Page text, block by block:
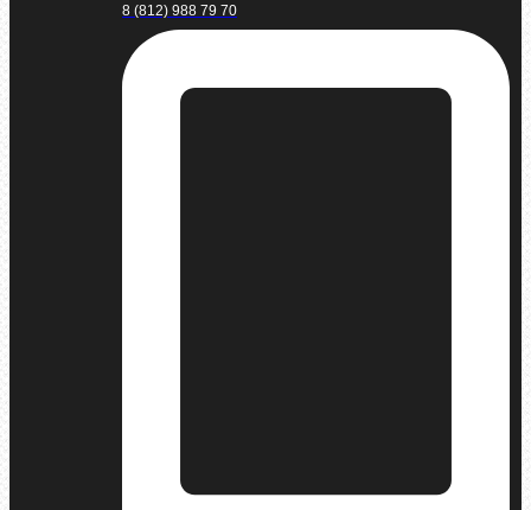
8 (812) 988 79 70